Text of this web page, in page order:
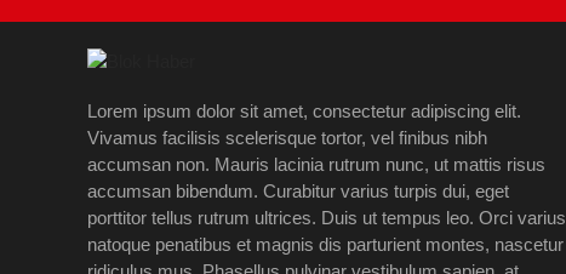
Lorem ipsum dolor sit amet, consectetur adipiscing elit.
Vivamus facilisis scelerisque tortor, vel finibus nibh
accumsan non. Mauris lacinia rutrum nunc, ut mattis risus
accumsan bibendum. Curabitur varius turpis dui, eget
porttitor tellus rutrum ultrices. Duis ut tempus leo. Orci varius
natoque penatibus et magnis dis parturient montes, nascetur